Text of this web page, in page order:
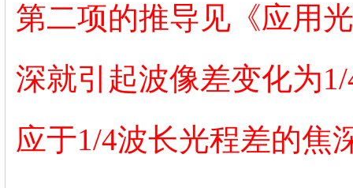
第二项的推导见《应用
深就引起波像差变化为
应于1/4波长光程差的焦